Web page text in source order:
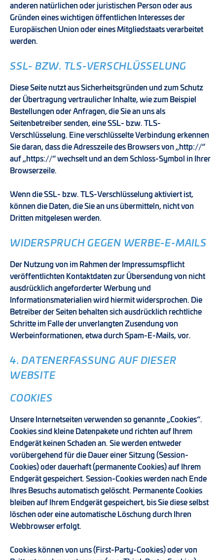
anderen natürlichen oder juristischen Person oder aus
Gründen eines wichtigen öffentlichen Interesses der
Europäischen Union oder eines Mitgliedstaats verarbeitet
werden.
SSL- BZW. TLS-VERSCHLÜSSELUNG
Diese Seite nutzt aus Sicherheitsgründen und zum Schutz
der Übertragung vertraulicher Inhalte, wie zum Beispiel
Bestellungen oder Anfragen, die Sie an uns als
Seitenbetreiber senden, eine SSL- bzw. TLS-
Verschlüsselung. Eine verschlüsselte Verbindung erkennen
Sie daran, dass die Adresszeile des Browsers von „http://“
auf „https://“ wechselt und an dem Schloss-Symbol in Ihrer
Browserzeile.
Wenn die SSL- bzw. TLS-Verschlüsselung aktiviert ist,
können die Daten, die Sie an uns übermitteln, nicht von
Dritten mitgelesen werden.
WIDERSPRUCH GEGEN WERBE-E-MAILS
Der Nutzung von im Rahmen der Impressumspflicht
veröffentlichten Kontaktdaten zur Übersendung von nicht
ausdrücklich angeforderter Werbung und
Informationsmaterialien wird hiermit widersprochen. Die
Betreiber der Seiten behalten sich ausdrücklich rechtliche
Schritte im Falle der unverlangten Zusendung von
Werbeinformationen, etwa durch Spam-E-Mails, vor.
4. DATENERFASSUNG AUF DIESER
WEBSITE
COOKIES
Unsere Internetseiten verwenden so genannte „Cookies“.
Cookies sind kleine Datenpakete und richten auf Ihrem
Endgerät keinen Schaden an. Sie werden entweder
vorübergehend für die Dauer einer Sitzung (Session-
Cookies) oder dauerhaft (permanente Cookies) auf Ihrem
Endgerät gespeichert. Session-Cookies werden nach Ende
Ihres Besuchs automatisch gelöscht. Permanente Cookies
bleiben auf Ihrem Endgerät gespeichert, bis Sie diese selbst
löschen oder eine automatische Löschung durch Ihren
Webbrowser erfolgt.
Cookies können von uns (First-Party-Cookies) oder von